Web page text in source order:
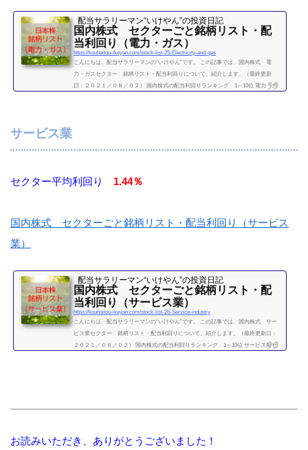
配当サラリーマン“いけやん”の投資日記 ​
国内株式 セクターごと銘柄リスト・配
当利回り（電力・ガス）
https://kouhaitou-ikeyan.com/stock-list-25-Electricity-and-gas
こんにちは。配当サラリーマンの“いけやん”です。 この記事では、国内株式 電
力・ガスセクター 銘柄リスト・配当利回りについて、紹介します。（最終更新
日：２０２１／０８／０２） 国内株式の配当利回りランキング 1～10位 電力・ガ
続きを読む
サービス業
セクター平均利回り 1.44％
国内株式 セクターごと銘柄リスト・配当利回り（サービス
業）
配当サラリーマン“いけやん”の投資日記 ​
国内株式 セクターごと銘柄リスト・配
当利回り（サービス業）
https://kouhaitou-ikeyan.com/stock-list-26-Service-industry
こんにちは。配当サラリーマンの“いけやん”です。 この記事では、国内株式 サー
ビス業セクター 銘柄リスト・配当利回りについて、紹介します。（最終更新日：
２０２１／０８／０２） 国内株式の配当利回りランキング 1～10位 サービス業セ
続きを読む
お読みいただき、ありがとうございました！